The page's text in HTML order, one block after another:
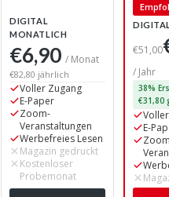
DIGITAL
MONATLICH
€6,90/ Monat
€82,80 jährlich
Voller Zugang
E-Paper
Zoom-
Veranstaltungen
Werbefreies Lesen
Magazin gedruckt
Kostenloser
Probemonat
€51,00
/ Jahr
38%
€31,80
E-